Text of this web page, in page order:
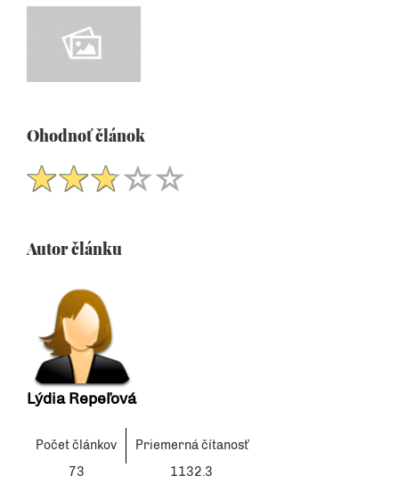
Ohodnoť článok
Autor článku
Lýdia Repeľová
Počet článkov
Priemerná čítanosť
73
1132.3